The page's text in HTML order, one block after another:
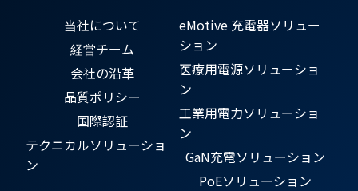
当社について
経営チーム
会社の沿革
品質ポリシー
国際認証
テクニカルソリューショ
ン
eMotive 充電器ソリュー
ション
医療用電源ソリューショ
ン
工業用電力ソリューショ
ン
GaN充電ソリューション
PoEソリューション